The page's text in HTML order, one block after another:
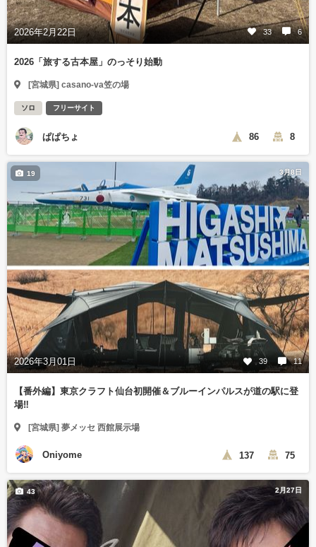
2026年2月22日 33 6
2026「旅する古本屋」のっそり始動
[宮城県] casano-va笠の場
ソロ フリーサイト
ぱぱちょ 86 8
3月8日
2026年3月01日 39 11
19
【番外編】東京クラフト仙台初開催＆ブルーインパルスが道の駅に登
場‼️
[宮城県] 夢メッセ 西館展示場
Oniyome 137 75
2月27日
43